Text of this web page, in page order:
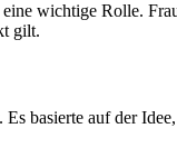
wichtige Rolle.
gilt.
basierte auf der